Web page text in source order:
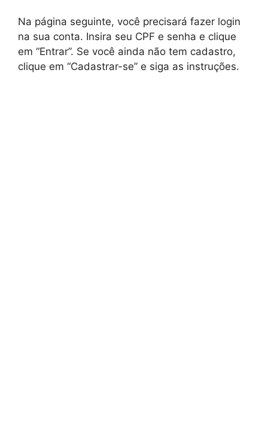
Na página seguinte, você precisará fazer login
na sua conta. Insira seu CPF e senha e clique
em “Entrar”. Se você ainda não tem cadastro,
clique em “Cadastrar-se” e siga as instruções.